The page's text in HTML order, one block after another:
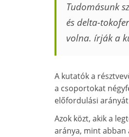
Tudomásunk
és delta-
volna. írják a
A kutatók a
a csoportokat
előfordulási
Azok közt, akik a
aránya, mint abban